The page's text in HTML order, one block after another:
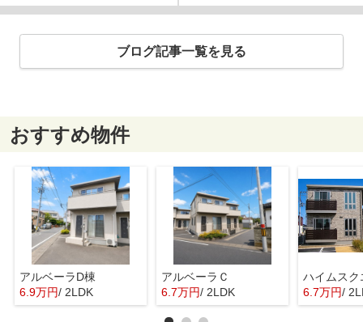
ブログ記事一覧を見る
おすすめ物件
アルベーラD棟
6.9万円/ 2LDK
アルベーラＣ
6.7万円/ 2LDK 6.7万円/